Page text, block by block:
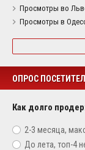
Просмотры во
Просмотры в
ОПРОС
Как долго
2-3 месяца,
До лета, топ-4